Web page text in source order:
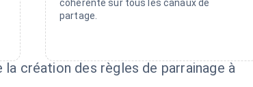
cohérente sur tous les canaux de
partage.
création des règles de parrainage à